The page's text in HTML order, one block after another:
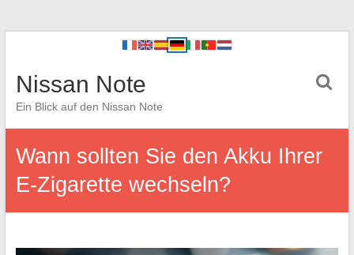
Nissan Note
Ein Blick auf den Nissan Note
Wann sollten Sie den Akku Ihrer
E-Zigarette wechseln?